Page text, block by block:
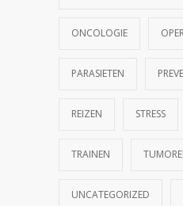
ONCOLOGIE
PARASIETEN
REIZEN STRESS
TRAINEN
UNCATEGORIZED